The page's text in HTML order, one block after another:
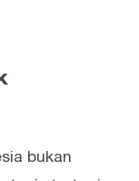
bukan